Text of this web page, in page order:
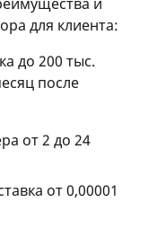
для клиента:
до 200 тыс.
после
от 2 до 24
от 0,00001